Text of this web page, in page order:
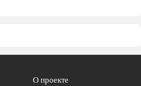
О проекте